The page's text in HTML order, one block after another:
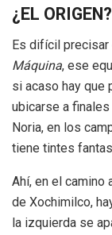
¿EL ORIGEN?
Es difícil precisar
Máquina, ese
si acaso hay que
ubicarse a
Noria, en los
tiene tintes
Ahí, en el camino
de Xochimilco,
la izquierda se